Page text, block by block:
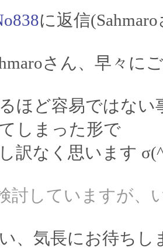
に返信
さん、早々に
ほど容易ではない
しまった形で
訳なく思います
討していますが、
、気長にお待ちし